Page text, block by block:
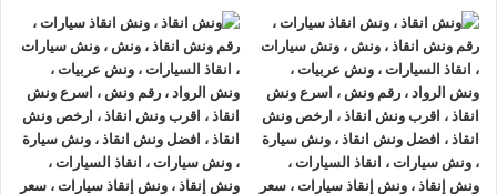
ونش انقاذ , ونش انقاذ سيارات
ونش انقاذ اسيوط
ونش انقاذ اسيوطنقدم خدمة المساعدة على الطريق بسرعة
وبأسعار معقولة ، وخدمةإنقاذ السياراتفي اسيوط و على جميع
الطرق و لدينا فريق من السائقين الوناشين ذوي الخبرة والمدربين